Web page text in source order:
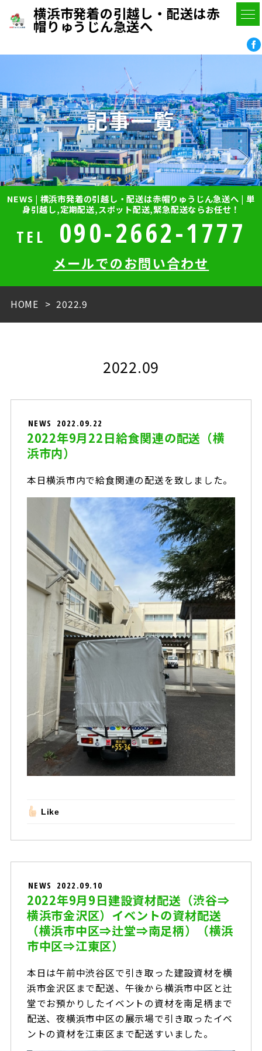
横浜市発着の引越し・配送は赤
帽りゅうじん急送へ
記事一覧
NEWS | 横浜市発着の引越し・配送は赤帽りゅうじん急送へ | 単
身引越し,定期配送,スポット配送,緊急配送ならお任せ！
TEL 090-2662-1777
メールでのお問い合わせ
HOME 2022.9
2022.09
NEWS 2022.09.22
2022年9月22日給食関連の配送（横
浜市内）
本日横浜市内で給食関連の配送を致しました。
Like
NEWS 2022.09.10
2022年9月9日建設資材配送（渋谷⇒
横浜市金沢区）イベントの資材配送
（横浜市中区⇒辻堂⇒南足柄）（横浜
市中区⇒江東区）
本日は午前中渋谷区で引き取った建設資材を横
浜市金沢区まで配送、午後から横浜市中区と辻
堂でお預かりしたイベントの資材を南足柄まで
配送、夜横浜市中区の展示場で引き取ったイベ
ントの資材を江東区まで配送すいました。